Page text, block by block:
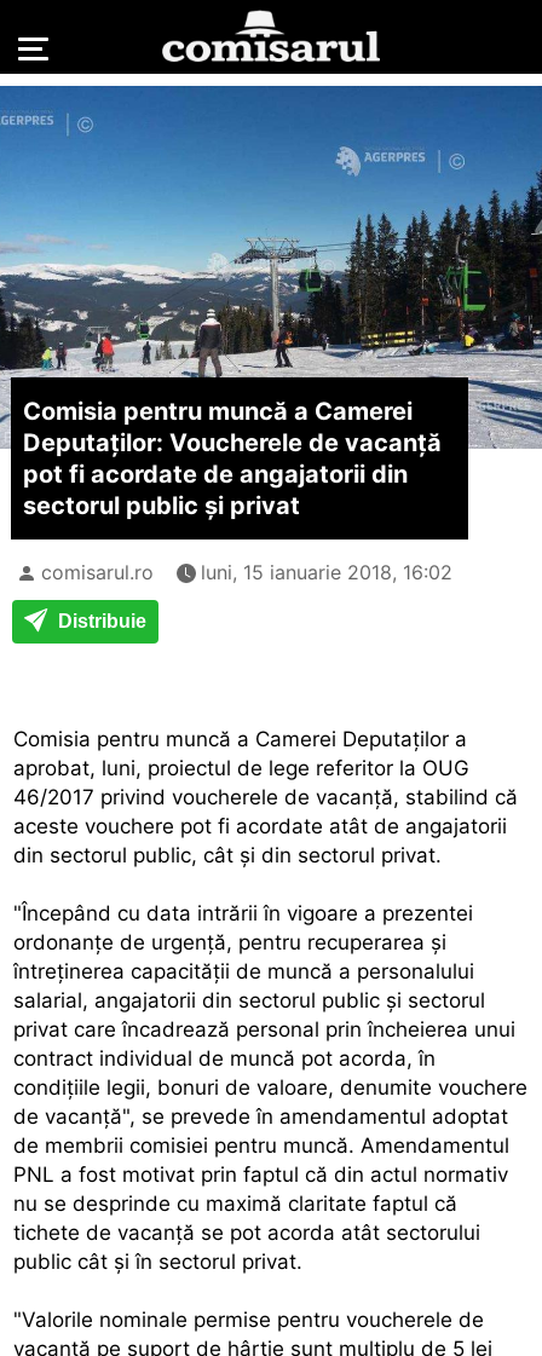
Comisia pentru muncă a Camerei
Deputaţilor: Voucherele de vacanţă
pot fi acordate de angajatorii din
sectorul public şi privat
comisarul.ro luni, 15 ianuarie 2018, 16:02
Distribuie
Comisia pentru muncă a Camerei Deputaţilor a
aprobat, luni, proiectul de lege referitor la OUG
46/2017 privind voucherele de vacanţă, stabilind că
aceste vouchere pot fi acordate atât de angajatorii
din sectorul public, cât şi din sectorul privat.
"Începând cu data intrării în vigoare a prezentei
ordonanţe de urgenţă, pentru recuperarea şi
întreţinerea capacităţii de muncă a personalului
salarial, angajatorii din sectorul public şi sectorul
privat care încadrează personal prin încheierea unui
contract individual de muncă pot acorda, în
condiţiile legii, bonuri de valoare, denumite vouchere
de vacanţă", se prevede în amendamentul adoptat
de membrii comisiei pentru muncă. Amendamentul
PNL a fost motivat prin faptul că din actul normativ
nu se desprinde cu maximă claritate faptul că
tichete de vacanţă se pot acorda atât sectorului
public cât şi în sectorul privat.
"Valorile nominale permise pentru voucherele de
vacanţă pe suport de hârtie sunt multiplu de 5 lei